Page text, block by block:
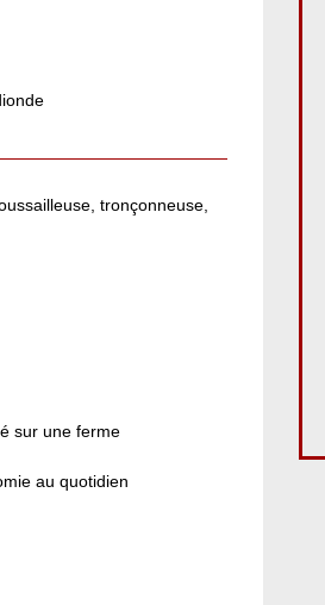
tronçonneuse,
sur une ferme
au quotidien